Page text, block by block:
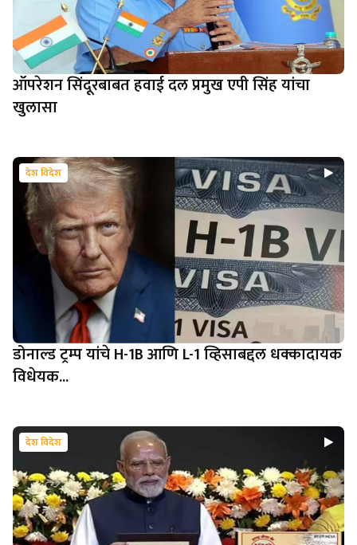
ऑपरेशन सिंदूरबाबत हवाई दल प्रमुख एपी सिंह यांचा
खुलासा
देश विदेश
डोनाल्ड ट्रम्प यांचे H-1B आणि L-1 व्हिसाबद्दल धक्कादायक
विधेयक...
देश विदेश